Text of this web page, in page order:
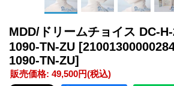
MDD/ドリームチョイス DC-
1090-TN-ZU
1090-TN-ZU]
販売価格: 49,500円(税込)